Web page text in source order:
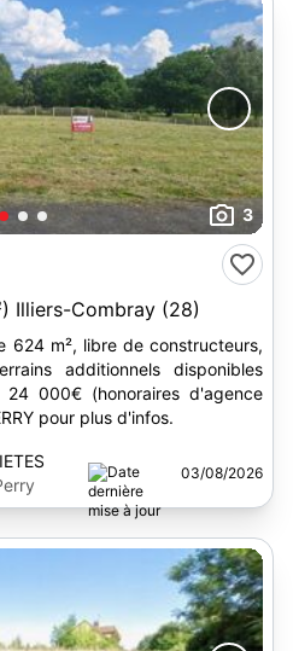
3
Illiers-Combray (28)
624 m², libre de constructeurs,
additionnels disponibles
000€ (honoraires d'agence
pour plus d'infos.
03/08/2026